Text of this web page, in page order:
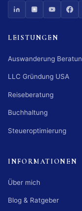
LEISTUNGEN
Auswanderung
LLC Gründung USA
Reiseberatung
Buchhaltung
Steueroptimierung
INFORMATIONEN
Über mich
Blog & Ratgeber